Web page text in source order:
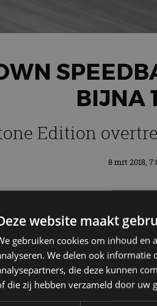
BIJNA
Edition
8 mrt 2018,
Automotive
gelimiteerd op tien
website maakt
gebruiken cookies om inhoud en
We delen ook informatie
die deze kunnen
die zij hebben verzameld door uw